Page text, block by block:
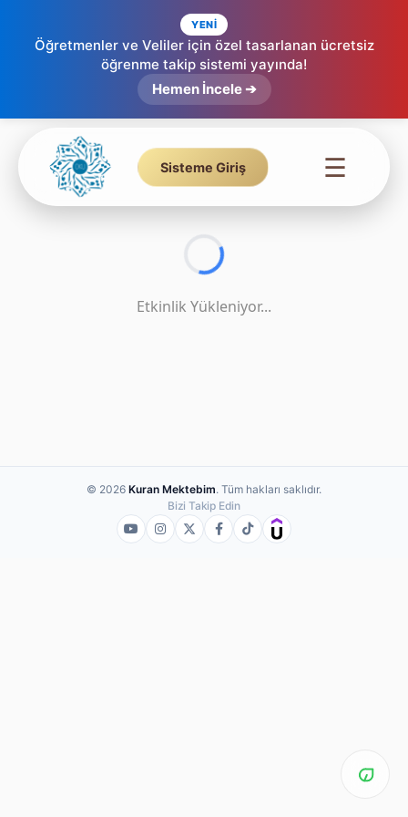
YENİ
Öğretmenler ve Veliler için özel tasarlanan ücretsiz
öğrenme takip sistemi yayında!
Hemen İncele ➔
Sisteme Giriş ☰
Tecvid Kuralları Eşleştirme | Etkileşimli Sürükle Bırak Etkinliği – 15
Etkinlik Yükleniyor...
© 2026 Kuran Mektebim. Tüm hakları saklıdır.
Bizi Takip Edin